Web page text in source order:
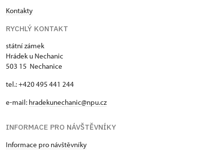
Kontakty
RYCHLÝ KONTAKT
státní zámek
Hrádek u Nechanic
503 15 Nechanice
tel.: +420 495 441 244
e-mail: hradekunechanic@npu.cz
INFORMACE PRO NÁVŠTĚVNÍKY
Informace pro návštěvníky